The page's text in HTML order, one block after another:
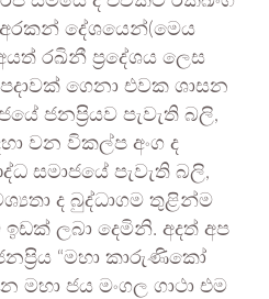
දේශයෙන්(මෙය
රඛිනී ප්‍රදේශය ලෙස
ගෙනා එවක ශාසන
ජනප්‍රියව පැවැති බලි,
වන විකල්ප අංග ද
සමාජයේ පැවැති බලි,
ද බුද්ධාගම තුළින්ම
ලබා දෙමිනි. අදත් අප
“මහා කාරුණිකෝ
ජය මංගල ගාථා එම